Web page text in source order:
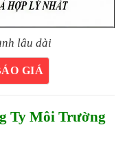
lâu dài
GIÁ
Ty Môi Trường